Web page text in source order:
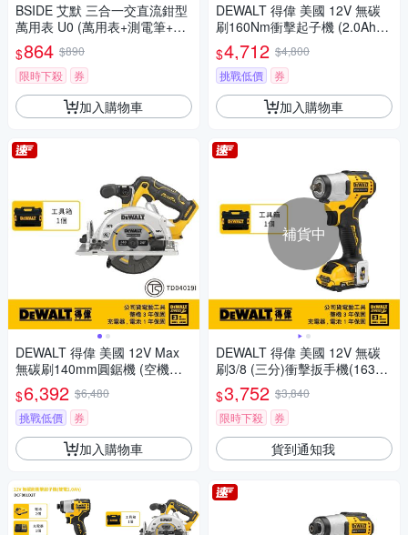
BSIDE 艾默 三合一交直流鉗型
萬用表 U0 (萬用表+測電筆+電
流鉗表) Type-C供電 LED照明
電工電路檢修 電子家電檢測 汽
車維修
$864 $890
限時下殺
券
加入購物車
DEWALT 得偉 美國 12V Max
無碳刷140mm圓鋸機 (空機
+箱) (DCS512NK)
$6,392 $6,480
挑戰低價
券
加入購物車
DEWALT 得偉 美國 12V 無碳
刷160Nm衝擊起子機 (2.0Ah雙
電) (DCF801D2)
$4,712 $4,800
挑戰低價
券
加入購物車
補貨中
DEWALT 得偉 美國 12V 無碳
刷3/8 (三分)衝擊扳手機(163N
m) (空機+箱) (DCF902NK)
$3,752 $3,840
限時下殺
券
貨到通知我